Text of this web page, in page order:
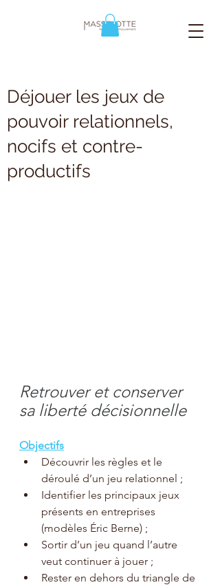
Déjouer les jeux de
pouvoir relationnels,
nocifs et contre-
productifs
Retrouver et conserver
sa liberté décisionnelle
Objectifs
Découvrir les règles et le
déroulé d’un jeu relationnel ;
Identifier les principaux jeux
présents en entreprises
(modèles Éric Berne) ;
Sortir d’un jeu quand l’autre
veut continuer à jouer ;
Rester en dehors du triangle de